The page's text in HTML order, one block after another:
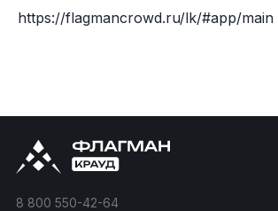
https://flagmancrowd.ru/lk/#app/main
8 800 550-42-64